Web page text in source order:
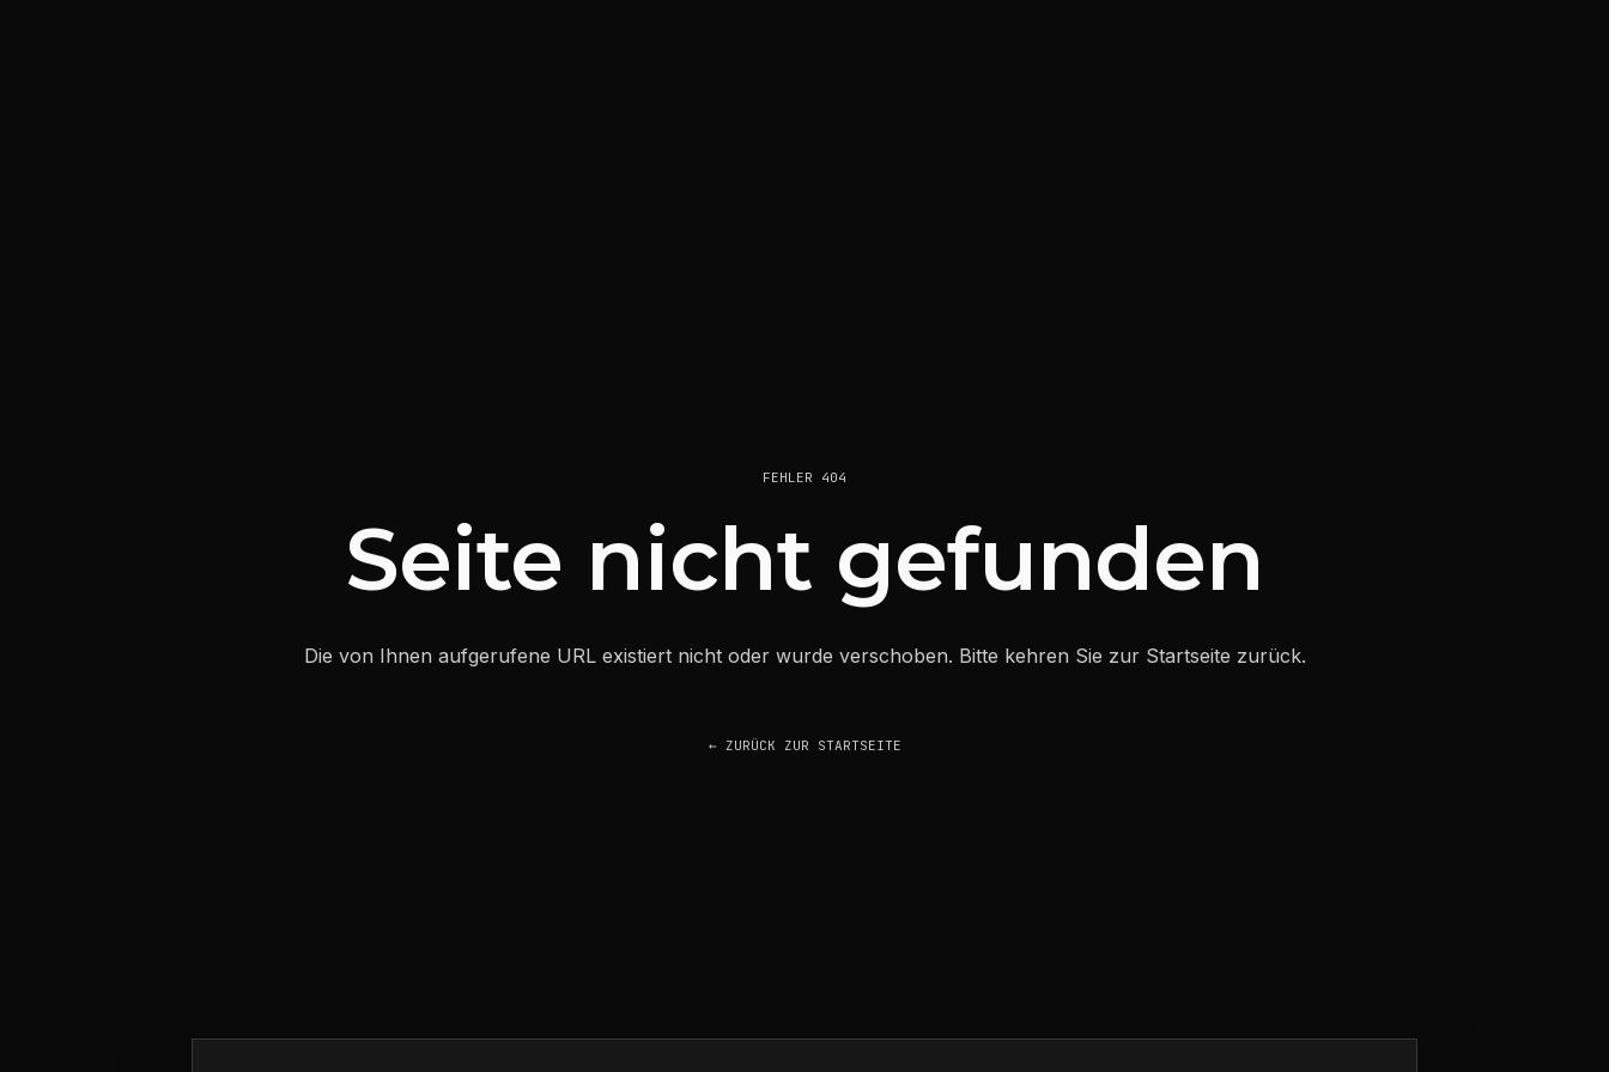
FEHLER 404
Seite nicht gefunden
Die von Ihnen aufgerufene URL existiert nicht oder wurde verschoben. Bitte kehren Sie zur Startseite zurück.
← ZURÜCK ZUR STARTSEITE